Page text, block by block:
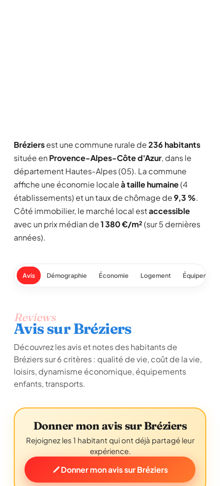
Bréziersest une commune rurale de236 habitants
située en Provence-Alpes-Côte d'Azur, dans le
département Hautes-Alpes (05). La commune
affiche une économie localeà taille humaine(4
établissements) et un taux de chômage de9,3 %.
Côté immobilier, le marché local estaccessible
avec un prix médian de1 380 €/m²(sur 5 dernières
années).
Avis Démographie Économie Logement
Reviews
Avis sur Bréziers
Découvrez les avis et notes des habitants de
Bréziers sur 6 critères : qualité de vie, coût de la vie,
loisirs, dynamisme économique, équipements
enfants, transports.
Donner mon avis sur Bréziers
Rejoignez les 1 habitant qui ont déjà partagé leur
expérience.
Donner mon avis sur Bréziers